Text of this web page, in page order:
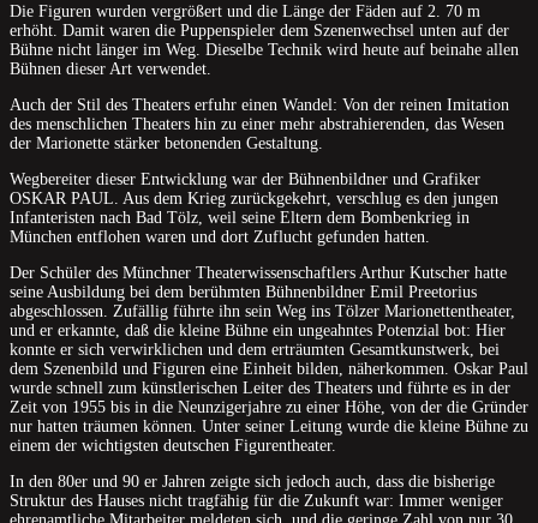
Die Figuren wurden vergrößert und die Länge der Fäden auf 2. 70 m
erhöht. Damit waren die Puppenspieler dem Szenenwechsel unten auf der
Bühne nicht länger im Weg. Dieselbe Technik wird heute auf beinahe allen
Bühnen dieser Art verwendet.
Auch der Stil des Theaters erfuhr einen Wandel: Von der reinen Imitation
des menschlichen Theaters hin zu einer mehr abstrahierenden, das Wesen
der Marionette stärker betonenden Gestaltung.
Wegbereiter dieser Entwicklung war der Bühnenbildner und Grafiker
OSKAR PAUL. Aus dem Krieg zurückgekehrt, verschlug es den jungen
Infanteristen nach Bad Tölz, weil seine Eltern dem Bombenkrieg in
München entflohen waren und dort Zuflucht gefunden hatten.
Der Schüler des Münchner Theaterwissenschaftlers Arthur Kutscher hatte
seine Ausbildung bei dem berühmten Bühnenbildner Emil Preetorius
abgeschlossen. Zufällig führte ihn sein Weg ins Tölzer Marionettentheater,
und er erkannte, daß die kleine Bühne ein ungeahntes Potenzial bot: Hier
konnte er sich verwirklichen und dem erträumten Gesamtkunstwerk, bei
dem Szenenbild und Figuren eine Einheit bilden, näherkommen. Oskar Paul
wurde schnell zum künstlerischen Leiter des Theaters und führte es in der
Zeit von 1955 bis in die Neunzigerjahre zu einer Höhe, von der die Gründer
nur hatten träumen können. Unter seiner Leitung wurde die kleine Bühne zu
einem der wichtigsten deutschen Figurentheater.
In den 80er und 90 er Jahren zeigte sich jedoch auch, dass die bisherige
Struktur des Hauses nicht tragfähig für die Zukunft war: Immer weniger